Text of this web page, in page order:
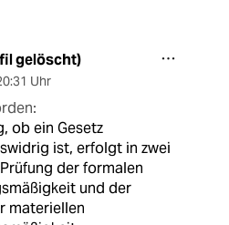
gelöscht)
Uhr
ob ein Gesetz
ist, erfolgt in zwei
der formalen
und der
materiellen